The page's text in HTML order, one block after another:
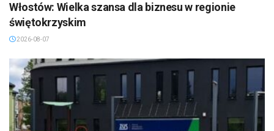
Włostów: Wielka szansa dla biznesu w regionie
świętokrzyskim
2026-08-07